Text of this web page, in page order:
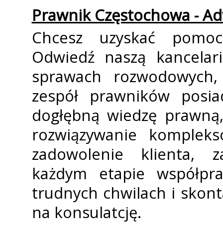
Prawnik Częstochowa -
Chcesz uzyskać
Odwiedź naszą
sprawach
zespół prawników
dogłębną wiedzę
rozwiązywanie
zadowolenie klienta,
każdym etapie
trudnych chwilach i
na konsulatcję.